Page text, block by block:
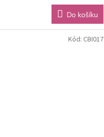
Do košíku
Kód: CBI017